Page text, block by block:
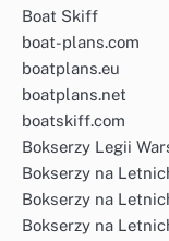
Boat Skiff
boat-plans.com
boatplans.eu
boatplans.net
boatskiff.com
Bokserzy Legii
Bokserzy na
Bokserzy na
Bokserzy na